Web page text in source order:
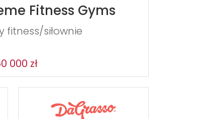
Fitness Gyms
fitness/siłownie
000 zł